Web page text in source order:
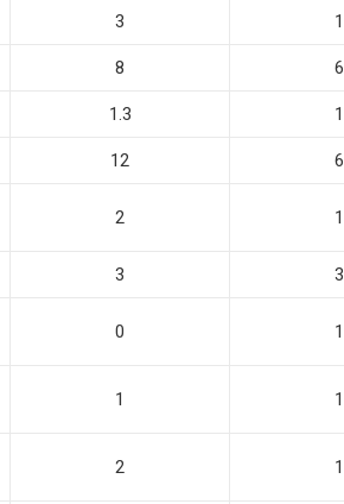
3 1
8 6
1.3 1
12 6
2 1
3 3
0 1
1 1
2 1